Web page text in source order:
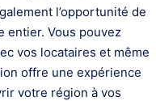
l’opportunité de
entier. Vous pouvez
vos locataires et même
offre une expérience
votre région à vos